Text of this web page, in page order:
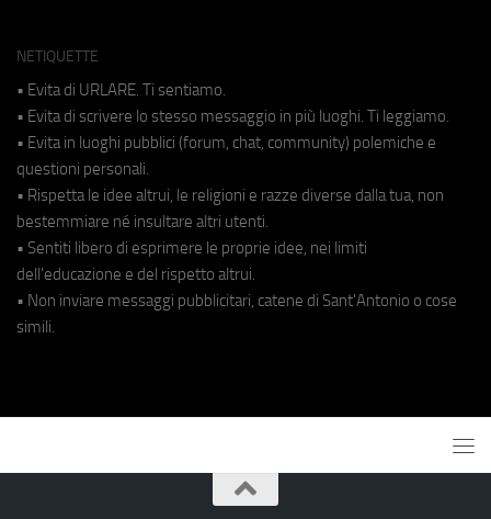
NETIQUETTE
• Evita di URLARE. Ti sentiamo.
• Evita di scrivere lo stesso messaggio in più luoghi. Ti leggiamo.
• Evita in luoghi pubblici (forum, chat, community) polemiche e
questioni personali.
• Rispetta le idee altrui, le religioni e razze diverse dalla tua, non
bestemmiare né insultare altri utenti.
• Sentiti libero di esprimere le proprie idee, nei limiti
dell'educazione e del rispetto altrui.
• Non inviare messaggi pubblicitari, catene di Sant'Antonio o cose
simili.